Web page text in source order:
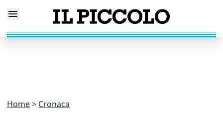
Home Cronaca